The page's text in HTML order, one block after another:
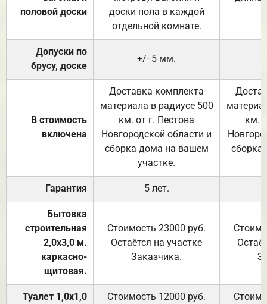
половой доски
доски пола в каждой
отдельной комнате.
Допуски по
брусу, доске
+/- 5 мм.
В стоимость
включена
Доставка комплекта
материала в радиусе 500
км. от г. Пестова
Новгородской области и
сборка дома на вашем
участке.
км.
Гарантия 5 лет.
Бытовка
строительная
2,0х3,0 м.
каркасно-
щитовая.
Стоимость 23000 руб.
Остаётся на участке
Заказчика.
Туалет 1,0х1,0
Стоимость 12000 руб.